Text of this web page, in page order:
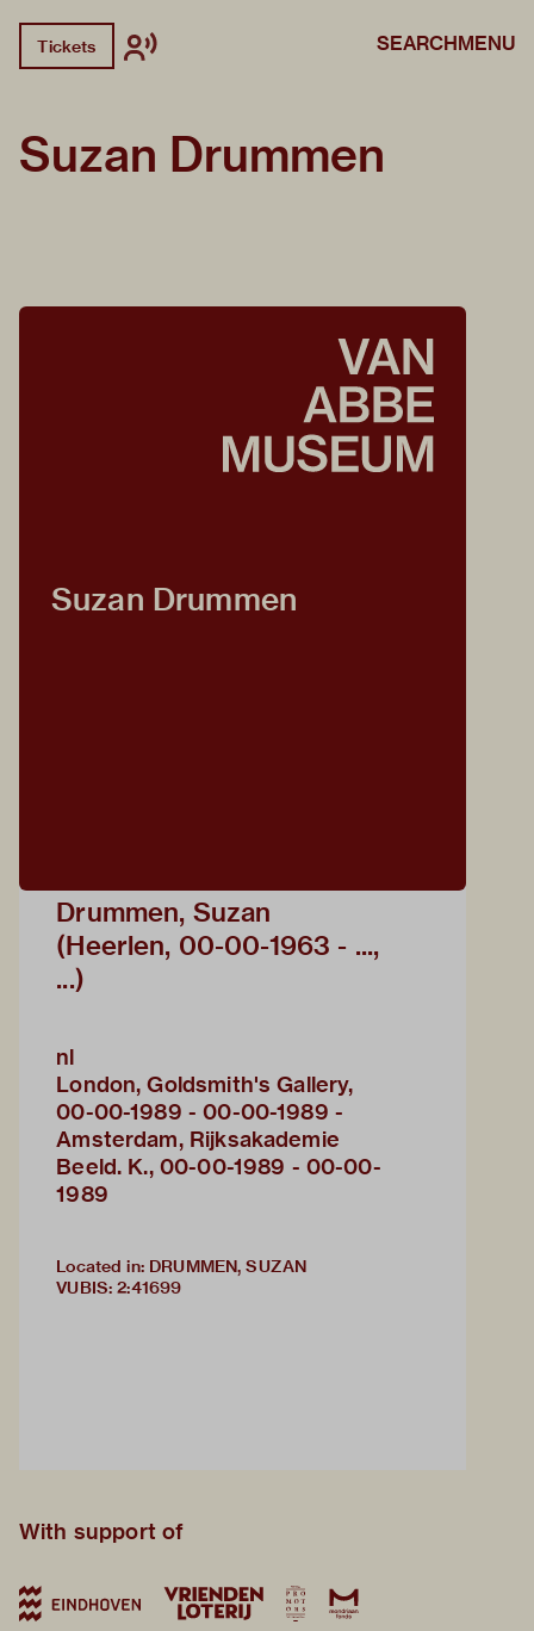
Tickets SEARCHMENU
Suzan Drummen
Suzan Drummen
Drummen, Suzan
(Heerlen, 00-00-1963 - ...,
...)
nl
London, Goldsmith's Gallery,
00-00-1989 - 00-00-1989 -
Amsterdam, Rijksakademie
Beeld. K., 00-00-1989 - 00-00-
1989
Located in: DRUMMEN, SUZAN
VUBIS: 2:41699
With support of